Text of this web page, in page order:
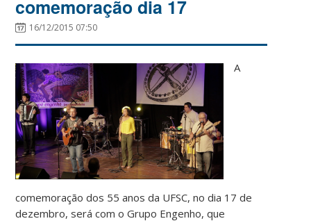
comemoração dia 17
16/12/2015 07:50
A
comemoração dos 55 anos da UFSC, no dia 17 de
dezembro, será com o Grupo Engenho, que